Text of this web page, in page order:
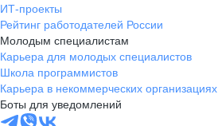
ИТ-проекты
Рейтинг работодателей России
Молодым специалистам
Карьера для молодых специалистов
Школа программистов
Карьера в некоммерческих организациях
Боты для уведомлений